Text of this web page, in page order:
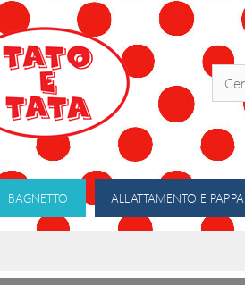
BAGNETTO ALLATTAMENTO E PAPPA